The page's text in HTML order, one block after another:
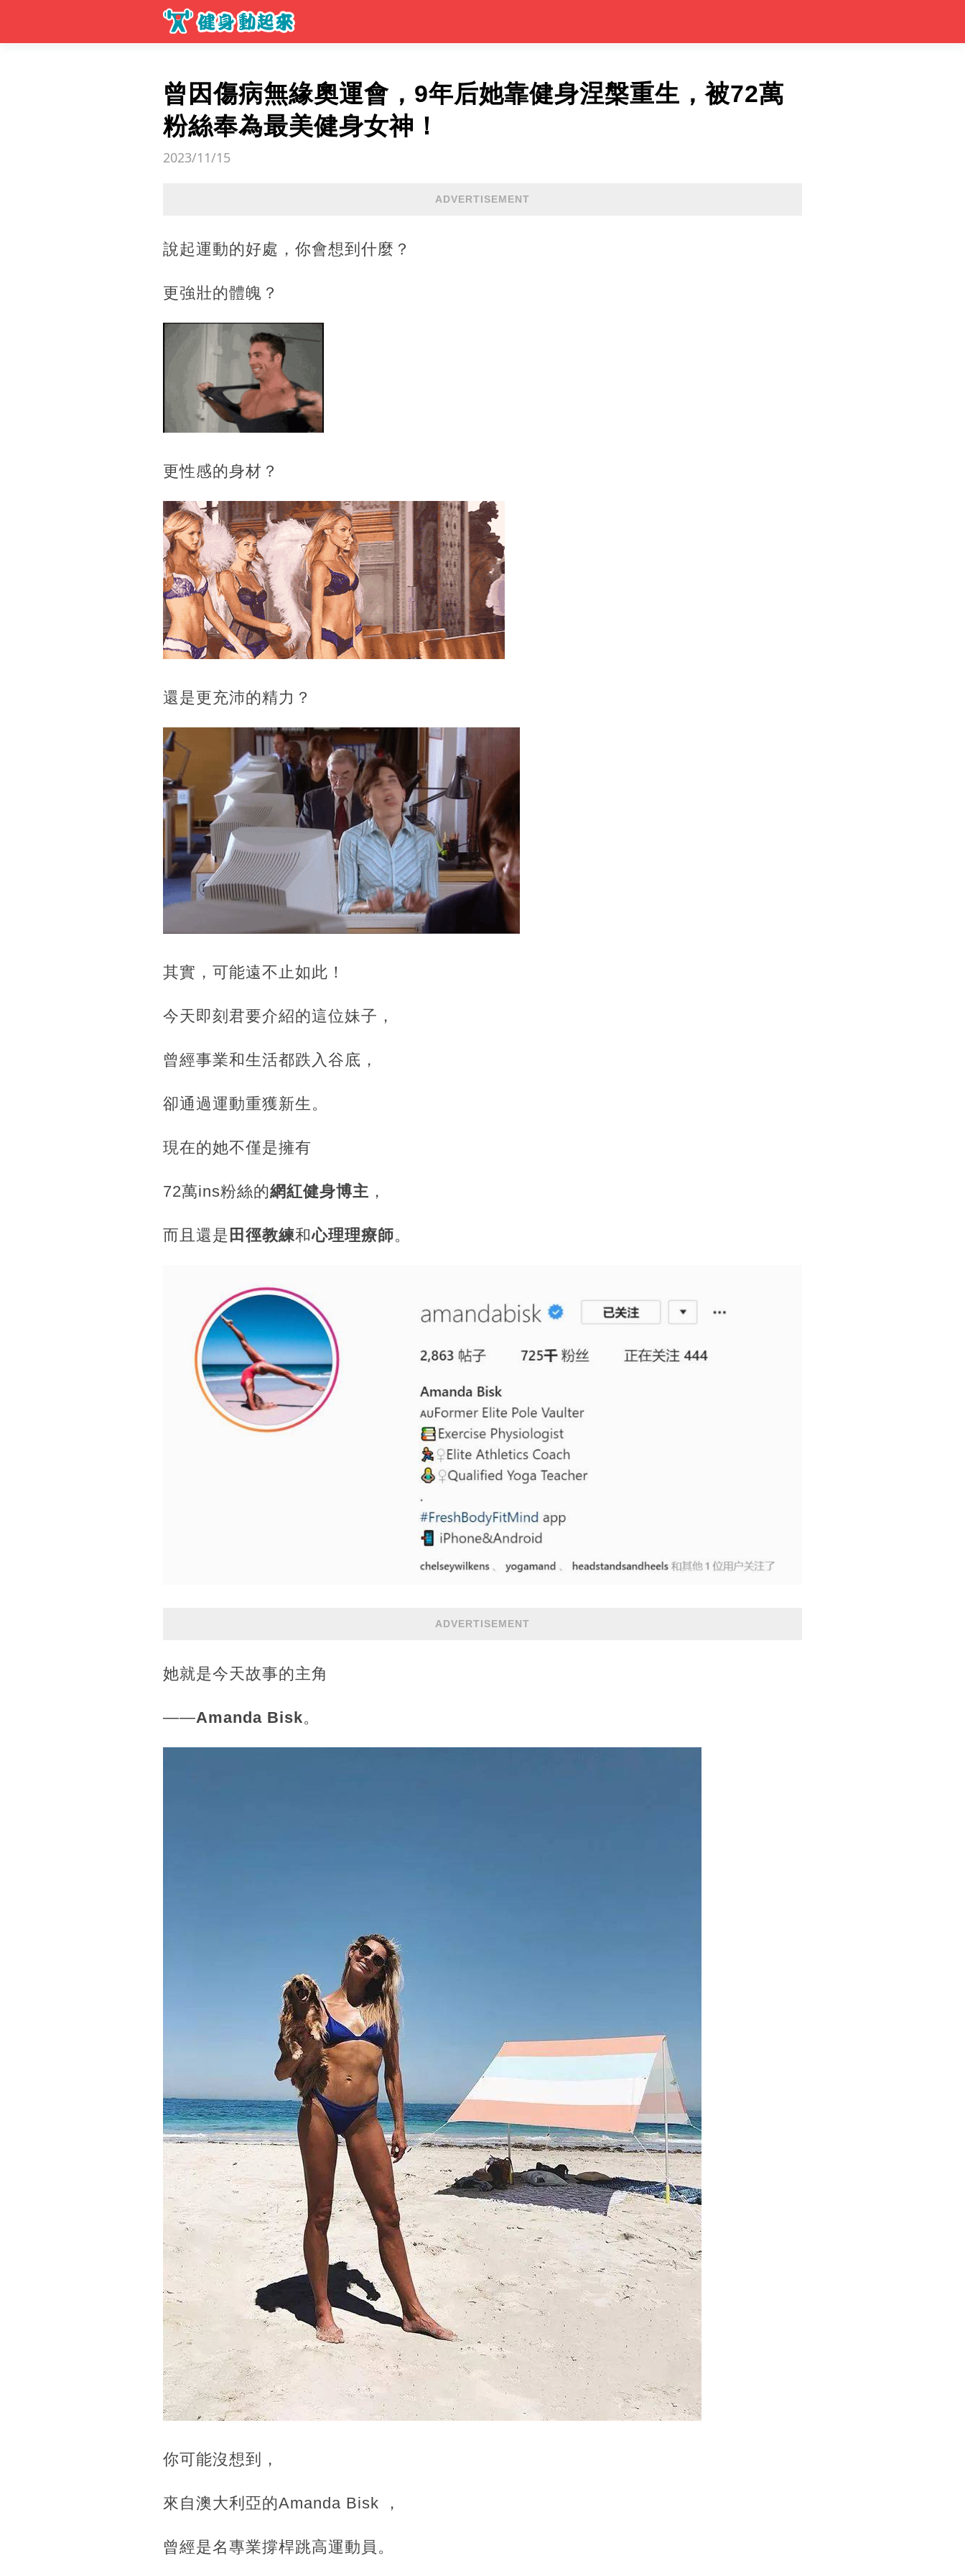
曾因傷病無緣奧運會，9年后她靠健身涅槃重生，被72萬
粉絲奉為最美健身女神！
2023/11/15
ADVERTISEMENT
說起運動的好處，你會想到什麼？
更強壯的體魄？
更性感的身材？
還是更充沛的精力？
其實，可能遠不止如此！
今天即刻君要介紹的這位妹子，
曾經事業和生活都跌入谷底，
卻通過運動重獲新生。
現在的她不僅是擁有
72萬ins粉絲的網紅健身博主 ，
而且還是 田徑教練和心理理療師。
ADVERTISEMENT
她就是今天故事的主角
——Amanda Bisk。
你可能沒想到，
來自澳大利亞的Amanda Bisk ，
曾經是名專業撐桿跳高運動員。